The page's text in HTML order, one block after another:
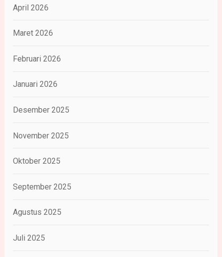
April 2026
Maret 2026
Februari 2026
Januari 2026
Desember 2025
November 2025
Oktober 2025
September 2025
Agustus 2025
Juli 2025